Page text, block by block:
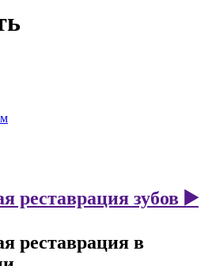
реставрация зубов ▶️
реставрация в